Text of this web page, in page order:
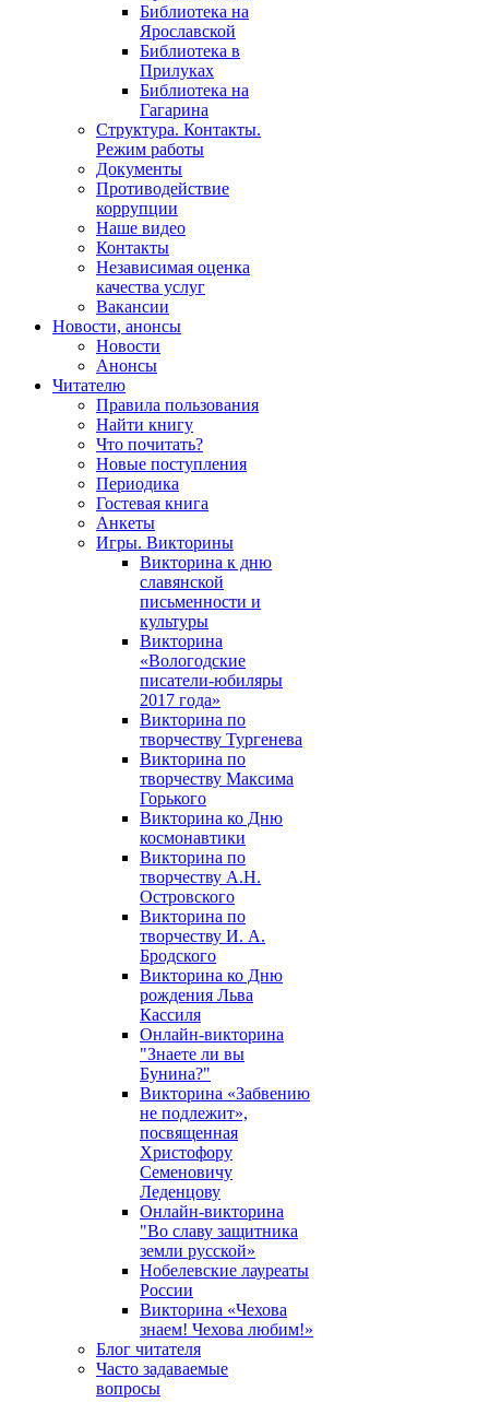
Библиотека на
Ярославской
Библиотека в
Прилуках
Библиотека на
Гагарина
Структура. Контакты.
Режим работы
Документы
Противодействие
коррупции
Наше видео
Контакты
Независимая оценка
качества услуг
Вакансии
Новости, анонсы
Новости
Анонсы
Читателю
Правила пользования
Найти книгу
Что почитать?
Новые поступления
Периодика
Гостевая книга
Анкеты
Игры. Викторины
Викторина к дню
славянской
письменности и
культуры
Викторина
«Вологодские
писатели-юбиляры
2017 года»
Викторина по
творчеству Тургенева
Викторина по
творчеству Максима
Горького
Викторина ко Дню
космонавтики
Викторина по
творчеству А.Н.
Островского
Викторина по
творчеству И. А.
Бродского
Викторина ко Дню
рождения Льва
Кассиля
Онлайн-викторина
"Знаете ли вы
Бунина?"
Викторина «Забвению
не подлежит»,
посвященная
Христофору
Семеновичу
Леденцову
Онлайн-викторина
"Во славу защитника
земли русской»
Нобелевские лауреаты
России
Викторина «Чехова
знаем! Чехова любим!»
Блог читателя
Часто задаваемые
вопросы